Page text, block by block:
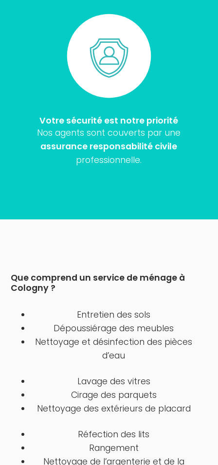
Votre sécurité est notre priorité
Nos agents sont couverts par une
assurance responsabilité civile
professionnelle.
Que comprend un service de ménage à
Cologny ?
Entretien des sols
Dépoussiérage des meubles
Nettoyage et désinfection des pièces
d’eau
Lavage des vitres
Cirage des parquets
Nettoyage des extérieurs de placard
Réfection des lits
Rangement
Nettoyage de l’argenterie et de la